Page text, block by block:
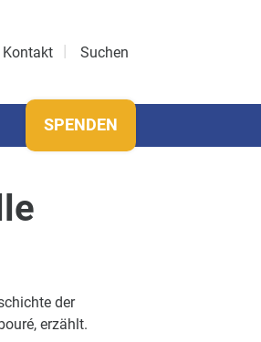
Kontakt Suchen
SPENDEN
der
erzählt.